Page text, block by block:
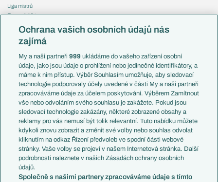
Liga mistrů
Evropská liga
Mistrovství světa
Liga národů
Témata
Představení týmů MS
EuroSkauting
PL v kostce
Evropské koeficienty
Přestupy
Přestupové spekulace
Zranění
Kluby
Arsenal FC
Chelsea FC
Manchester United
Česko
Francie
Itálie
Německo
Španělsko
Argentina
Brazílie
Přestupy
Zápasy
Livescore
Tipovací soutěž
Ochrana vašich osobních údajů nás
zajímá
My a naši partneři999 ukládáme do vašeho zařízení osobní
údaje, jako jsou údaje o prohlížení nebo jedinečné identifikátory, a
máme k nim přístup. Výběr Souhlasím umožňuje, aby sledovací
technologie podporovaly účely uvedené v části My a naši partneři
zpracováváme údaje za účelem poskytování. Výběrem Zamítnout
vše nebo odvoláním svého souhlasu je zakážete. Pokud jsou
sledovací technologie zakázány, některé zobrazené obsahy a
reklamy pro vás nemusí být tolik relevantní. Tuto nabídku můžete
kdykoli znovu zobrazit a změnit své volby nebo souhlas odvolat
kliknutím na odkaz Řízení předvoleb ve spodní části webové
stránky. Vaše volby se projeví v našem Internetová stránka. Další
podrobnosti naleznete v našich Zásadách ochrany osobních
údajů.
Společně s našimi partnery zpracováváme údaje s tímto